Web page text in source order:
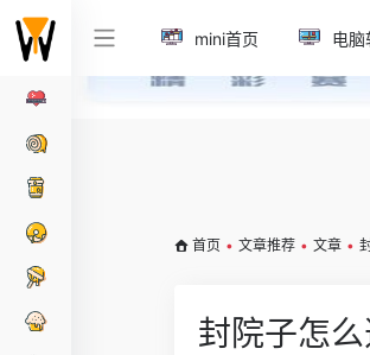
mini首页 电脑
首页 • 文章推荐 • 文章 •
封院子怎